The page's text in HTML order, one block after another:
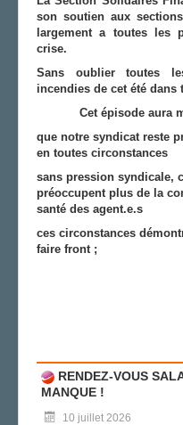
son soutien aux
largement a toutes les
crise.
Sans oublier toutes
incendies de cet été dans
Cet épisode aura
que notre syndicat reste
en toutes circonstances
sans pression syndicale,
préoccupent plus de la
santé des agent.e.s
ces circonstances
faire front ;
RENDEZ-VOUS
MANQUE !
10 juillet 2026